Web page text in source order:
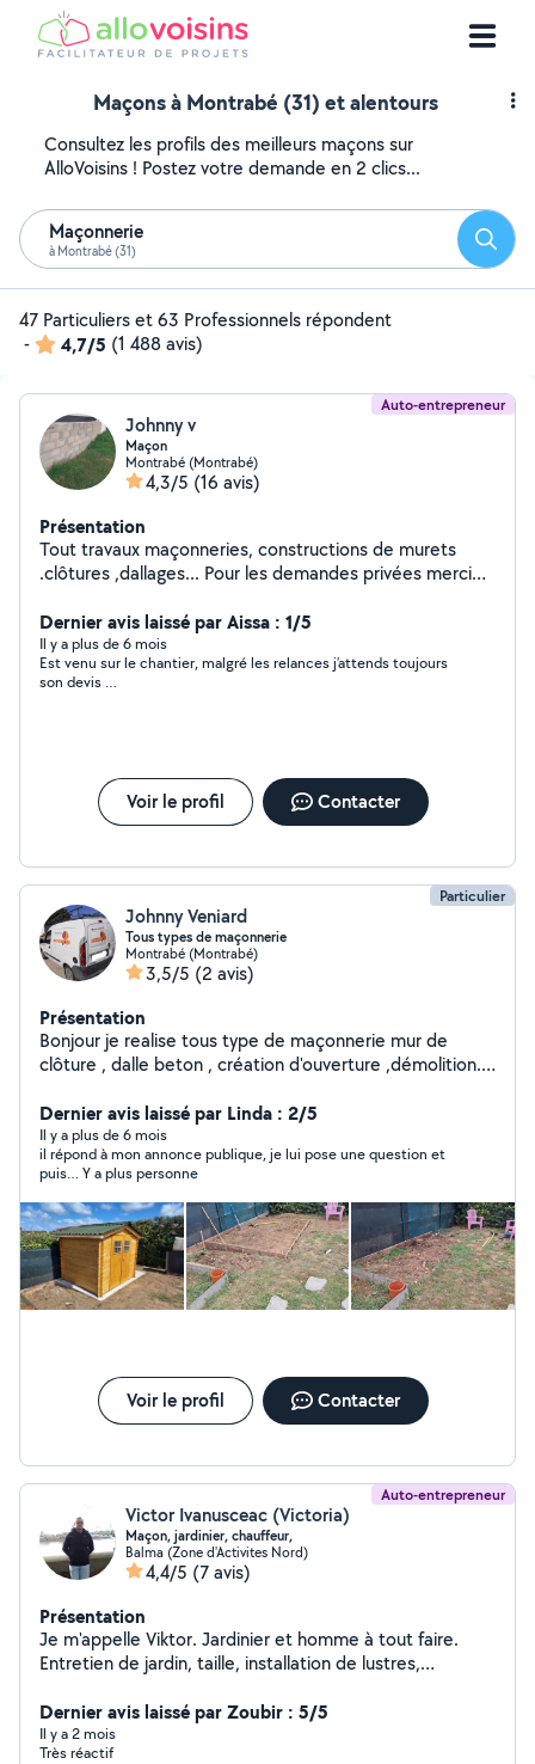
Maçons à Montrabé (31) et alentours
Consultez les profils des meilleurs maçons sur
AlloVoisins ! Postez votre demande en 2 clics...
Maçonnerie
à Montrabé (31)
47 Particuliers et 63 Professionnels répondent
-
4,7/5 (1 488 avis)
Auto-entrepreneur
Johnny v
Maçon
Montrabé (Montrabé)
4,3/5 (16 avis)
Présentation
Tout travaux maçonneries, constructions de murets
.clôtures ,dallages... Pour les demandes privées merci
répondre.
Dernier avis laissé par Aissa : 1/5
Il y a plus de 6 mois
Est venu sur le chantier, malgré les relances j’attends toujours
son devis …
Voir le profil Contacter
Particulier
Johnny Veniard
Tous types de maçonnerie
Montrabé (Montrabé)
3,5/5 (2 avis)
Présentation
Bonjour je realise tous type de maçonnerie mur de
clôture , dalle beton , création d'ouverture ,démolition..
veuillez me laisser votre numéro afin que je puisse vous
rappelez !
Dernier avis laissé par Linda : 2/5
Il y a plus de 6 mois
il répond à mon annonce publique, je lui pose une question et
puis… Y a plus personne
Voir le profil Contacter
Auto-entrepreneur
Victor Ivanusceac (Victoria)
Maçon, jardinier, chauffeur,
Balma (Zone d'Activites Nord)
4,4/5 (7 avis)
Présentation
Je m'appelle Viktor. Jardinier et homme à tout faire.
Entretien de jardin, taille, installation de lustres,
réparations. Fiabilité et qualité garanties
Dernier avis laissé par Zoubir : 5/5
Il y a 2 mois
Très réactif